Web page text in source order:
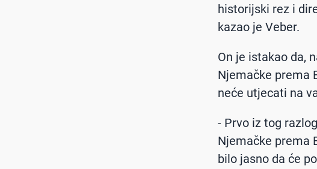
historijski rez i
kazao je Veber.
On je istakao da,
Njemačke prema
neće utjecati na
- Prvo iz tog
Njemačke prema
bilo jasno da će